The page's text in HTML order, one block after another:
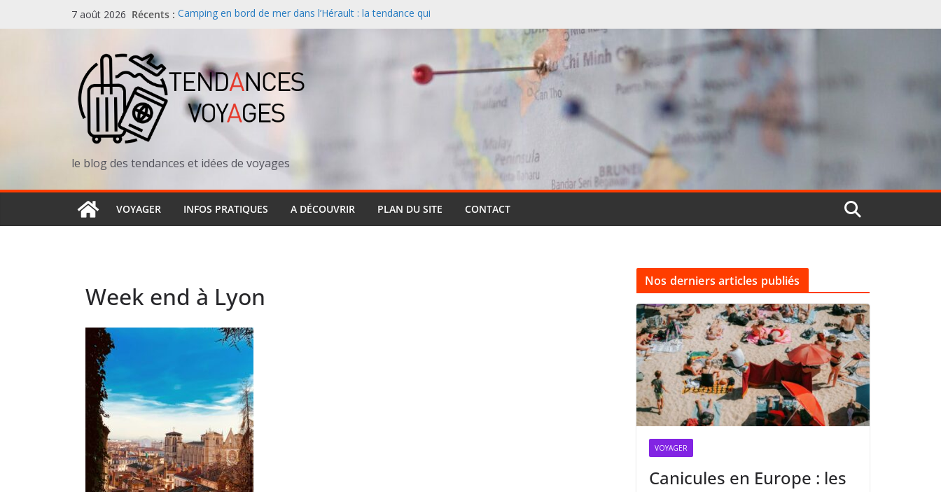
au
7 août 2026 Récents : Camping en bord de mer dans l’Hérault : la tendance qui
redéfinit les vacances au soleil
Parc national des Calanques : un paysage naturel
spectaculaire entre Marseille, Cassis et la Méditerranée
Vacances en famille all-inclusive : pourquoi cette formule
séduit de plus en plus de parents (et pourquoi elle reste si
rare en France)
le blog des tendances et idées de voyages
VOYAGER INFOS PRATIQUES A DÉCOUVRIR PLAN DU SITE CONTACT
Week end à Lyon
Nos derniers articles publiés
VOYAGER
Canicules en Europe : les